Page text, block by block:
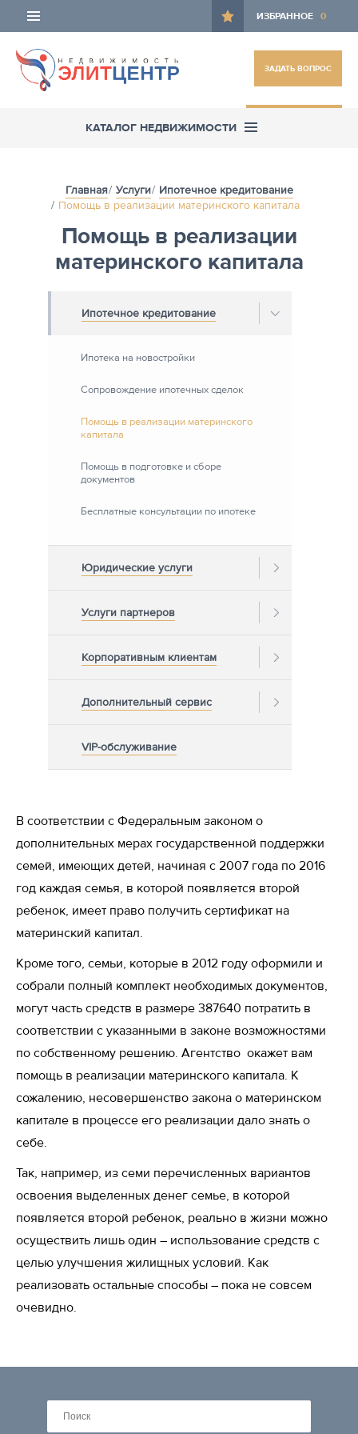
ИЗБРАННОЕ 0
ЗАДАТЬ ВОПРОС
ОСТАВИТЬ ЗАЯВКУ
КАТАЛОГ НЕДВИЖИМОСТИ
Главная Услуги
Ипотечное кредитование
Помощь в реализации материнского капитала
Помощь в реализации
материнского капитала
Ипотечное кредитование
Ипотека на новостройки
Сопровождение ипотечных сделок
Помощь в реализации материнского
капитала
Помощь в подготовке и сборе
документов
Бесплатные консультации по ипотеке
Юридические услуги
Услуги партнеров
Корпоративным клиентам
Дополнительный сервис
VIP-обслуживание
В соответствии с Федеральным законом о
дополнительных мерах государственной поддержки
семей, имеющих детей, начиная с 2007 года по 2016
год каждая семья, в которой появляется второй
ребенок, имеет право получить сертификат на
материнский капитал.
Кроме того, семьи, которые в 2012 году оформили и
собрали полный комплект необходимых документов,
могут часть средств в размере 387640 потратить в
соответствии с указанными в законе возможностями
по собственному решению. Агентство окажет вам
помощь в реализации материнского капитала. К
сожалению, несовершенство закона о материнском
капитале в процессе его реализации дало знать о
себе.
Так, например, из семи перечисленных вариантов
освоения выделенных денег семье, в которой
появляется второй ребенок, реально в жизни можно
осуществить лишь один – использование средств с
целью улучшения жилищных условий. Как
реализовать остальные способы – пока не совсем
очевидно.